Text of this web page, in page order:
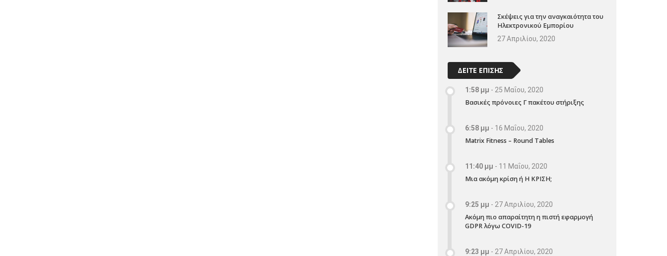
Σκέψεις για την αναγκαιότητα του
Ηλεκτρονικού Εμπορίου
27 Απριλίου, 2020
ΔΕΙΤΕ ΕΠΙΣΗΣ
1:58 μμ - 25 Μαΐου, 2020
Βασικές πρόνοιες Γ πακέτου στήριξης
6:58 μμ - 16 Μαΐου, 2020
Matrix Fitness – Round Tables
11:40 μμ - 11 Μαΐου, 2020
Μια ακόμη κρίση ή Η ΚΡΙΣΗ;
9:25 μμ - 27 Απριλίου, 2020
Ακόμη πιο απαραίτητη η πιστή εφαρμογή
GDPR λόγω COVID-19
9:23 μμ - 27 Απριλίου, 2020